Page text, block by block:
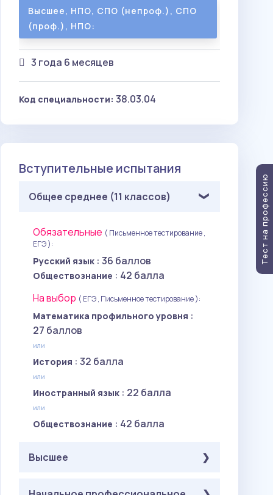
Высшее, НПО, СПО (непроф.), СПО
(проф.), НПО:
3 года 6 месяцев
Код специальности: 38.03.04
Вступительные испытания
Общее среднее (11 классов)
Обязательные ( Письменное тестирование ,
ЕГЭ ):
Русский язык : 36 баллов
Обществознание : 42 балла
На выбор ( ЕГЭ , Письменное тестирование ):
Математика профильного уровня :
27 баллов
или
История : 32 балла
или
Иностранный язык : 22 балла
или
Обществознание : 42 балла
Высшее
Тест на профессию